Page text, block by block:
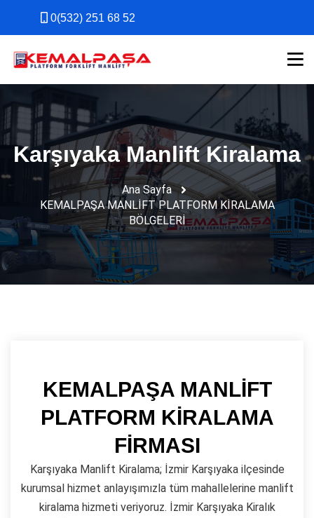
0(532) 251 68 52
0(532) 251 68 52
Karşıyaka Manlift Kiralama
Ana Sayfa
KEMALPAŞA MANLİFT PLATFORM KİRALAMA
BÖLGELERİ
KEMALPAŞA MANLİFT
PLATFORM KİRALAMA
FİRMASI
Karşıyaka Manlift Kiralama; İzmir Karşıyaka ilçesinde
kurumsal hizmet anlayışımızla tüm mahallelerine manlift
kiralama hizmeti veriyoruz. İzmir Karşıyaka Kiralık